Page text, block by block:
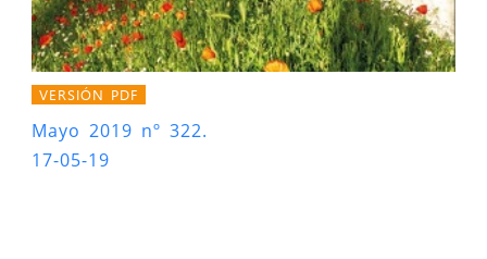
VERSIÓN PDF
Mayo 2019 nº 322.
17-05-19